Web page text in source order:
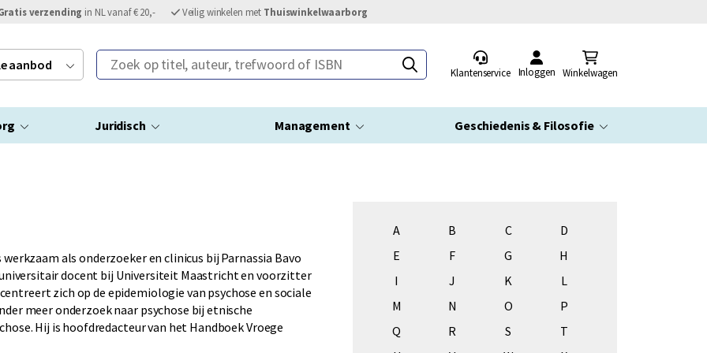
verzending in NL vanaf € 20,- Veilig winkelen met Thuiswinkelwaarborg
aanbod Zoek op titel, auteur, trefwoord of ISBN
Klantenservice Inloggen Winkelwagen
Juridisch Management Geschiedenis & Filosofie
als onderzoeker en clinicus bij Parnassia Bavo
universitair docent bij Universiteit Maastricht en voorzitter
zich op de epidemiologie van psychose en sociale
meer onderzoek naar psychose bij etnische
Hij is hoofdredacteur van het Handboek Vroege
A B C
D
E
F G
H
I
J K
L
M
N O
P
Q
R S
T